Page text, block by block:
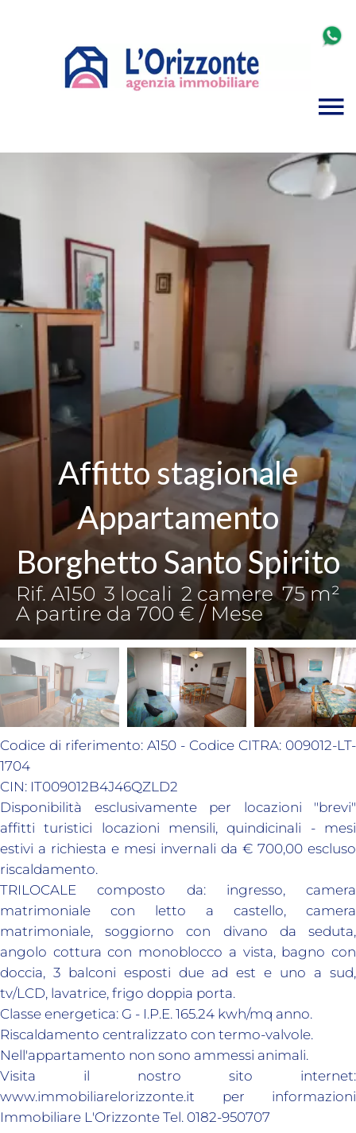
Affitto stagionale
Appartamento
Borghetto Santo Spirito
Rif. A150 3 locali 2 camere 75 m²
A partire da 700 € / Mese
Codice di riferimento: A150 - Codice CITRA: 009012-LT-
1704
CIN: IT009012B4J46QZLD2
Disponibilità esclusivamente per locazioni "brevi"
affitti turistici locazioni mensili, quindicinali - mesi
estivi a richiesta e mesi invernali da € 700,00 escluso
riscaldamento.
TRILOCALE composto da: ingresso, camera
matrimoniale con letto a castello, camera
matrimoniale, soggiorno con divano da seduta,
angolo cottura con monoblocco a vista, bagno con
doccia, 3 balconi esposti due ad est e uno a sud,
tv/LCD, lavatrice, frigo doppia porta.
Classe energetica: G - I.P.E. 165.24 kwh/mq anno.
Riscaldamento centralizzato con termo-valvole.
Nell'appartamento non sono ammessi animali.
Visita il nostro sito internet:
www.immobiliarelorizzonte.it per informazioni
Immobiliare L'Orizzonte Tel. 0182-950707